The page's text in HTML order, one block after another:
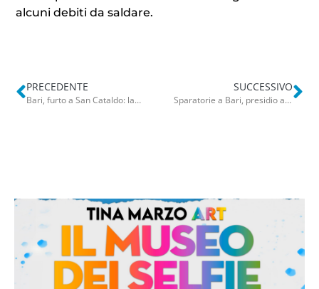
alcuni debiti da saldare.
PRECEDENTE
Bari, furto a San Cataldo: ladro entra nella proprietà privata e ruba l’auto. Il video del colpo virale sui social
SUCCESSIVO
Sparatorie a Bari, presidio antimafia in piazza. Leccese: “Balordi criminali non rovineranno la festa di San Nicola”